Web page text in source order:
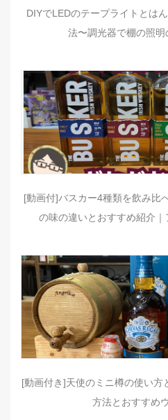
DIYでLEDのテープライトとは
法〜調光器で棚の照
[動画付]バスカー4種類を飲み比
の味の違いとおすすめ紹介
[動画付き]天使のミニ樽の使い方
方法とおすすめ